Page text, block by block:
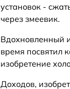
установок -
через змеевик.
Вдохновленный
время посвятил
изобретение
Доходов,